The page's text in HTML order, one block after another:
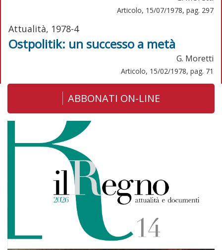
Articolo, 15/07/1978, pag. 297
Attualità, 1978-4
Ostpolitik: un successo a metà
G. Moretti
Articolo, 15/02/1978, pag. 71
ABBONATI ON-LINE